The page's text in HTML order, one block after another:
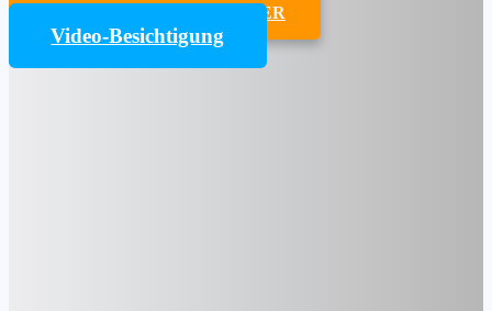
UMZUGSKOSTENRECHNER
Video-Besichtigung